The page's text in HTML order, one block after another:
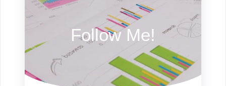
Follow Me!